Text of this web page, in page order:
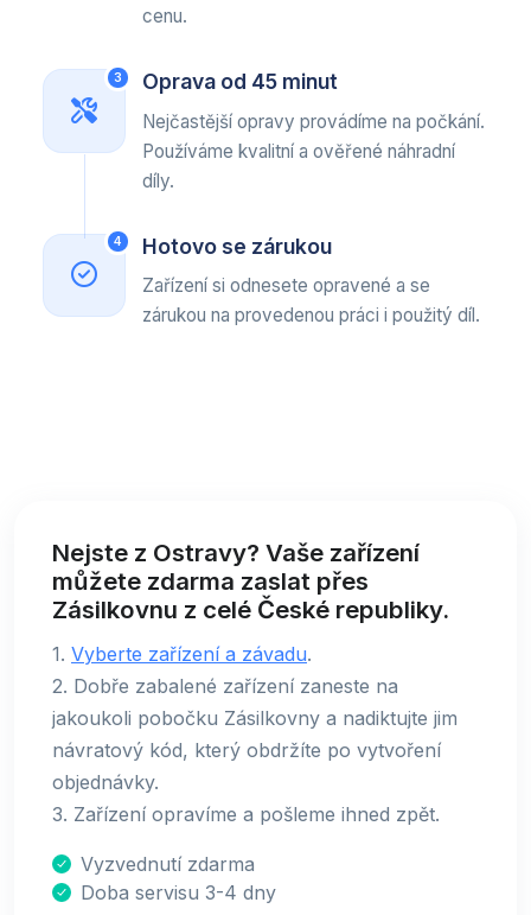
cenu.
3 Oprava od 45 minut
Nejčastější opravy provádíme na počkání.
Používáme kvalitní a ověřené náhradní
díly.
4 Hotovo se zárukou
Zařízení si odnesete opravené a se
zárukou na provedenou práci i použitý díl.
Nejste z Ostravy? Vaše zařízení
můžete zdarma zaslat přes
Zásilkovnu z celé České republiky.
1. Vyberte zařízení a závadu.
2. Dobře zabalené zařízení zaneste na
jakoukoli pobočku Zásilkovny a nadiktujte jim
návratový kód, který obdržíte po vytvoření
objednávky.
3. Zařízení opravíme a pošleme ihned zpět.
Vyzvednutí zdarma
Doba servisu 3-4 dny